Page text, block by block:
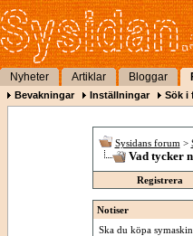
Nyheter Artiklar Bloggar
Bevakningar Inställningar Sök i
Sysidans forum >
Vad tycker
Registrera
Notiser
Ska du köpa